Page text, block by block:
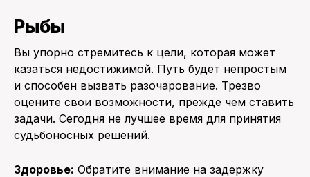
Рыбы
Вы упорно стремитесь к цели, которая может
казаться недостижимой. Путь будет непростым
и способен вызвать разочарование. Трезво
оцените свои возможности, прежде чем ставить
задачи. Сегодня не лучшее время для принятия
судьбоносных решений.
Здоровье: Обратите внимание на задержку